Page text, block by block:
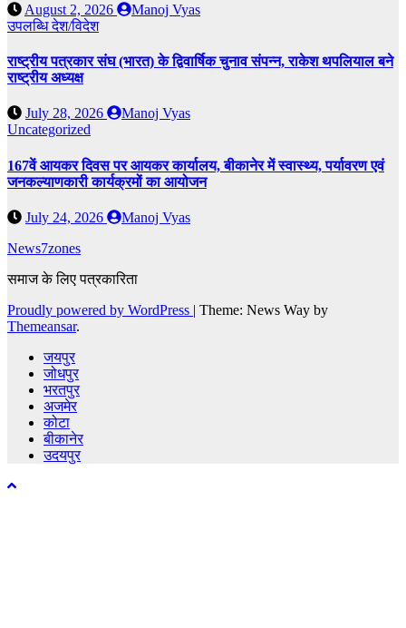
August 2, 2026
Manoj Vyas
उपलब्धिदेश/विदेश
राष्ट्रीय पत्रकार संघ (भारत) के द्विवार्षिक चुनाव संपन्न, राकेश थपलियाल बने
राष्ट्रीय अध्यक्ष
July 28, 2026
Manoj Vyas
Uncategorized
167वें आयकर दिवस पर आयकर कार्यालय, बीकानेर में स्वास्थ्य, पर्यावरण एवं
जनकल्याणकारी कार्यक्रमों का आयोजन
July 24, 2026
Manoj Vyas
News7zones
समाज के लिए पत्रकारिता
Proudly powered by WordPress | Theme: News Way by
Themeansar.
जयपुर
जोधपुर
भरतपुर
अजमेर
कोटा
बीकानेर
उदयपुर